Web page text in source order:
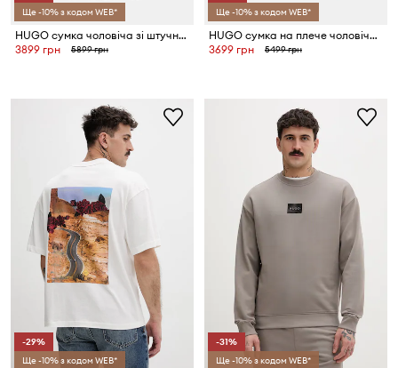
Ще -10% з кодом WEB*
HUGO сумка чоловіча зі штучної шкіри Quantic
3899 грн
5899 грн
Ще -10% з кодом WEB*
HUGO сумка на плече чоловіча зі штучної шкіри QUANTIC NS ZIP
3699 грн
5499 грн
-29%
Ще -10% з кодом WEB*
-31%
Ще -10% з кодом WEB*